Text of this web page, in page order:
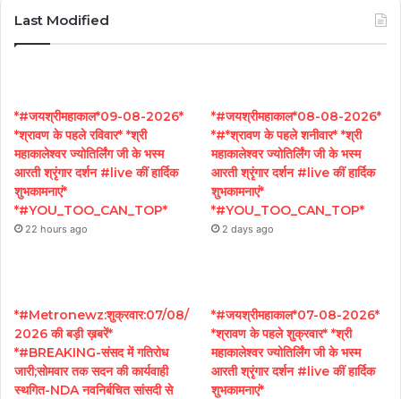
Last Modified
*#जयश्रीमहाकाल*09-08-2026*
*श्रावण के पहले रविवार* *श्री
महाकालेश्वर ज्योतिर्लिंग जी के भस्म
आरती श्रृंगार दर्शन #live कीं हार्दिक
शुभकामनाएं*
*#YOU_TOO_CAN_TOP*
22 hours ago
*#जयश्रीमहाकाल*08-08-2026*
*#*श्रावण के पहले शनीवार* *श्री
महाकालेश्वर ज्योतिर्लिंग जी के भस्म
आरती श्रृंगार दर्शन #live कीं हार्दिक
शुभकामनाएं*
*#YOU_TOO_CAN_TOP*
2 days ago
*#Metronewz:शुक्रवार:07/08/
2026 की बड़ी ख़बरें*
*#BREAKING-संसद में गतिरोध
जारी;सोमवार तक सदन की कार्यवाही
स्थगित-NDA नवनिर्बचित सांसदी से
*#जयश्रीमहाकाल*07-08-2026*
*श्रावण के पहले शुक्रवार* *श्री
महाकालेश्वर ज्योतिर्लिंग जी के भस्म
आरती श्रृंगार दर्शन #live कीं हार्दिक
शुभकामनाएं*